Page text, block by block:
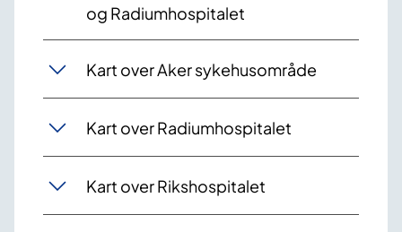
og Radiumhospitalet
Kart over Aker sykehusområde
Kart over Radiumhospitalet
Kart over Rikshospitalet